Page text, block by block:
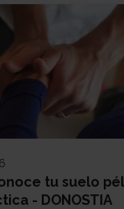
tu suelo
- DONOSTIA